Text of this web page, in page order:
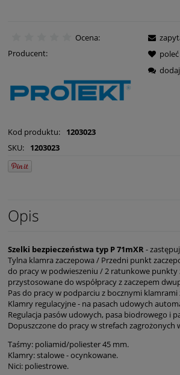
Ocena:
Producent:
Kod produktu:
1203023
SKU:
1203023
Opis
Szelki bezpieczeństwa typ P 71mXR-
Tylna klamra zaczepowa / Przedni punkt
do pracy w podwieszeniu / 2 ratunkowe punkty
przystosowane do współpracy z zaczepem
Pas do pracy w podparciu z bocznymi klamrami
Klamry regulacyjne - na pasach udowych
Regulacja pasów udowych, pasa biodrowego i
Dopuszczone do pracy w strefach zagrożonych
Taśmy: poliamid/poliester 45 mm.
Klamry: stalowe - ocynkowane.
Nici: poliestrowe.